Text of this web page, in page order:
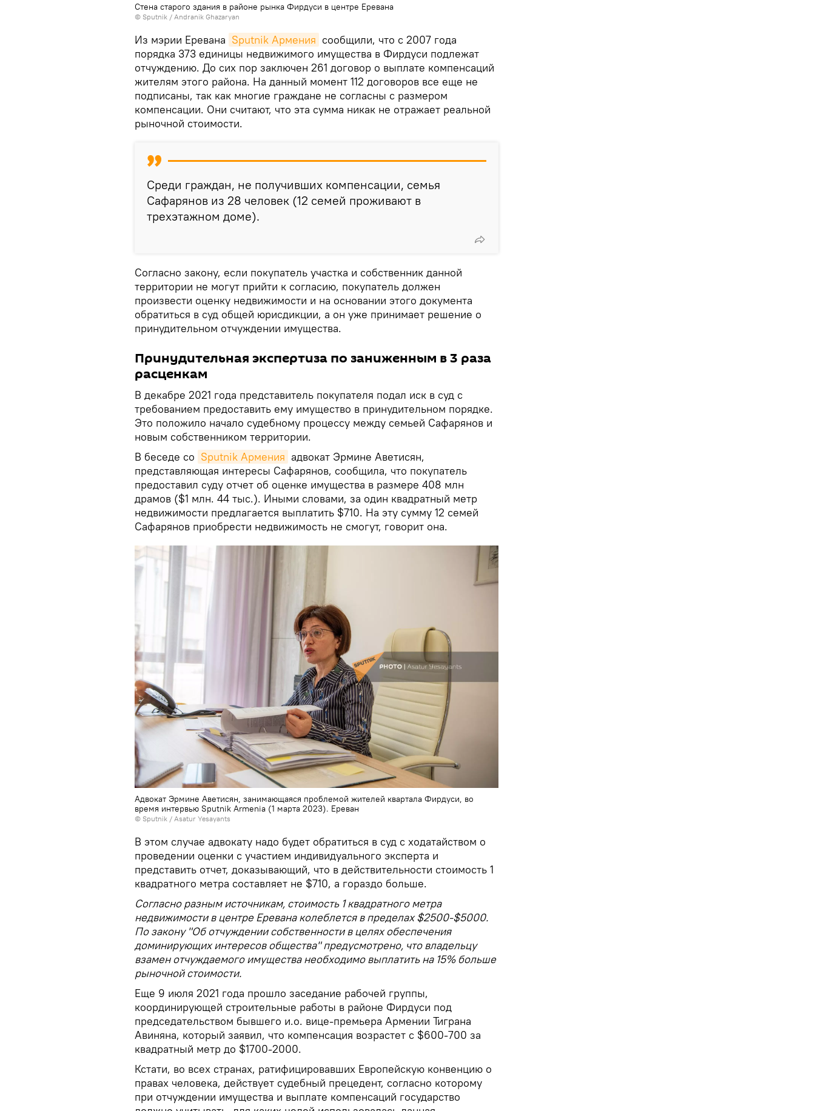
Стена старого здания в районе рынка Фирдуси в центре Еревана
© Sputnik / Andranik Ghazaryan
Из мэрии Еревана Sputnik Армения сообщили, что с 2007 года
порядка 373 единицы недвижимого имущества в Фирдуси подлежат
отчуждению. До сих пор заключен 261 договор о выплате компенсаций
жителям этого района. На данный момент 112 договоров все еще не
подписаны, так как многие граждане не согласны с размером
компенсации. Они считают, что эта сумма никак не отражает реальной
рыночной стоимости.
Среди граждан, не получивших компенсации, семья
Сафарянов из 28 человек (12 семей проживают в
трехэтажном доме).
Согласно закону, если покупатель участка и собственник данной
территории не могут прийти к согласию, покупатель должен
произвести оценку недвижимости и на основании этого документа
обратиться в суд общей юрисдикции, а он уже принимает решение о
принудительном отчуждении имущества.
Принудительная экспертиза по заниженным в 3 раза
расценкам
В декабре 2021 года представитель покупателя подал иск в суд с
требованием предоставить ему имущество в принудительном порядке.
Это положило начало судебному процессу между семьей Сафарянов и
новым собственником территории.
В беседе со Sputnik Армения адвокат Эрмине Аветисян,
представляющая интересы Сафарянов, сообщила, что покупатель
предоставил суду отчет об оценке имущества в размере 408 млн
драмов ($1 млн. 44 тыс.). Иными словами, за один квадратный метр
недвижимости предлагается выплатить $710. На эту сумму 12 семей
Сафарянов приобрести недвижимость не смогут, говорит она.
Адвокат Эрмине Аветисян, занимающаяся проблемой жителей квартала Фирдуси, во
время интервью Sputnik Armenia (1 марта 2023). Еревaн
© Sputnik / Asatur Yesayants
В этом случае адвокату надо будет обратиться в суд с ходатайством о
проведении оценки с участием индивидуального эксперта и
представить отчет, доказывающий, что в действительности стоимость 1
квадратного метра составляет не $710, а гораздо больше.
Согласно разным источникам, стоимость 1 квадратного метра
недвижимости в центре Еревана колеблется в пределах $2500-$5000.
По закону "Об отчуждении собственности в целях обеспечения
доминирующих интересов общества" предусмотрено, что владельцу
взамен отчуждаемого имущества необходимо выплатить на 15% больше
рыночной стоимости.
Еще 9 июля 2021 года прошло заседание рабочей группы,
координирующей строительные работы в районе Фирдуси под
председательством бывшего и.о. вице-премьера Армении Тиграна
Авиняна, который заявил, что компенсация возрастет с $600-700 за
квадратный метр до $1700-2000.
Кстати, во всех странах, ратифицировавших Европейскую конвенцию о
правах человека, действует судебный прецедент, согласно которому
при отчуждении имущества и выплате компенсаций государство